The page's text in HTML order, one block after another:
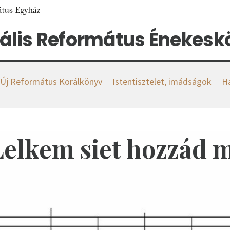
Református
Református Korálkönyv Istentisztelet, imádságok
siet hozzád